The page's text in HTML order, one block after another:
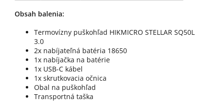
Obsah balenia:
Termovízny puškohľad HIKMICRO STELLAR SQ50L
3.0
2x nabíjateľná batéria 18650
1x nabíjačka na batérie
1x USB-C kábel
1x skrutkovacia očnica
Obal na puškohľad
Transportná taška